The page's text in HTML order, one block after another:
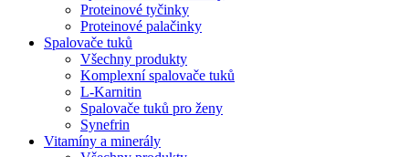
Proteinové tyčinky
Proteinové palačinky
Spalovače tuků
Všechny produkty
Komplexní spalovače tuků
L-Karnitin
Spalovače tuků pro ženy
Synefrin
Vitamíny a minerály